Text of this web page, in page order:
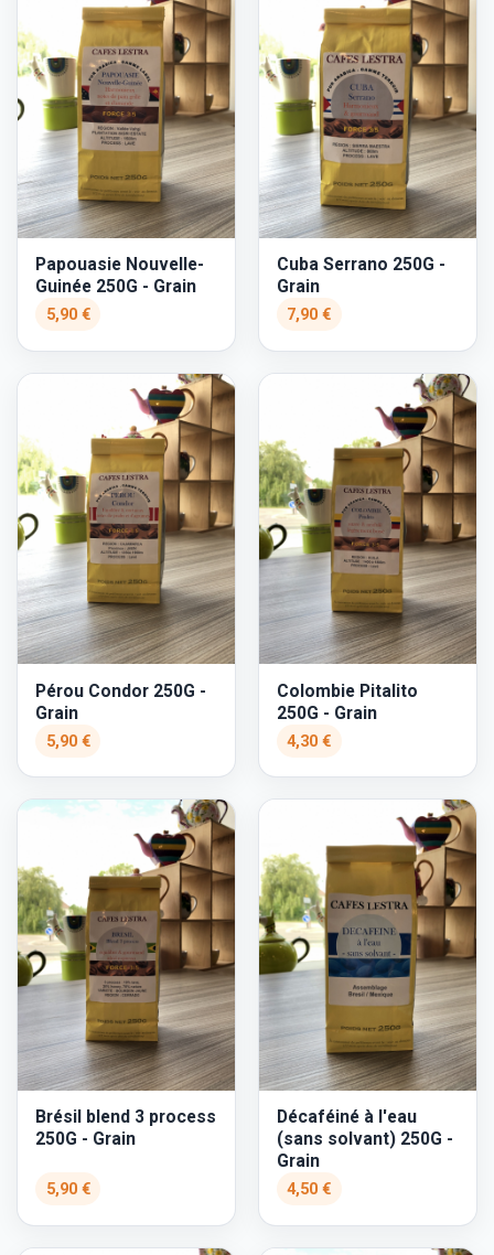
Papouasie Nouvelle-
Guinée 250G - Grain
5,90 €
Cuba Serrano 250G -
Grain
7,90 €
Pérou Condor 250G -
Grain
5,90 €
Colombie Pitalito
250G - Grain
4,30 €
Brésil blend 3 process
250G - Grain
5,90 €
Décaféiné à l'eau
(sans solvant) 250G -
Grain
4,50 €